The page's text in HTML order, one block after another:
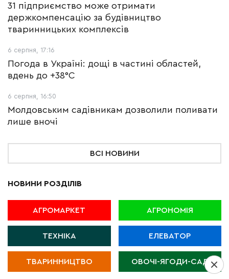
31 підприємство може отримати
держкомпенсацію за будівництво
тваринницьких комплексів
6 серпня, 17:16
Погода в Україні: дощі в частині областей,
вдень до +38°С
6 серпня, 16:50
Молдовським садівникам дозволили поливати
лише вночі
ВСІ НОВИНИ
НОВИНИ РОЗДІЛІВ
АГРОМАРКЕТ АГРОНОМІЯ
ТЕХНІКА ЕЛЕВАТОР
ТВАРИННИЦТВО ОВОЧІ-ЯГОДИ-САД